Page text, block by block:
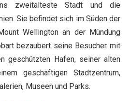
zweitälteste Stadt und die
Sie befindet sich im Süden der
Wellington an der Mündung
bezaubert seine Besucher mit
geschützten Hafen, seiner alten
geschäftigen Stadtzentrum,
Museen und Parks.